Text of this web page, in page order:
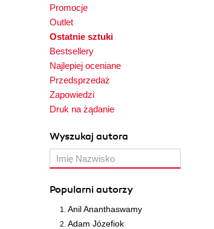
Promocje
Outlet
Ostatnie sztuki
Bestsellery
Najlepiej oceniane
Przedsprzedaż
Zapowiedzi
Druk na żądanie
Wyszukaj autora
Popularni autorzy
Anil Ananthaswamy
Adam Józefiok